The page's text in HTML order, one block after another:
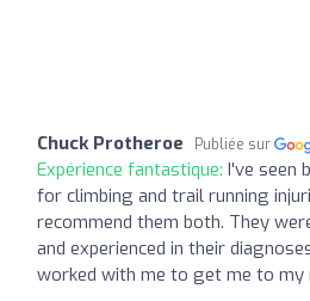
Chuck Protheroe Publiée sur
Expérience fantastique: I've seen
for climbing and trail running
recommend them both. They
and experienced in their
worked with me to get me to my